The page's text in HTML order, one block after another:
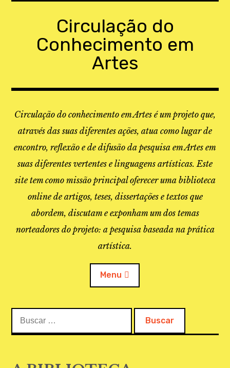
Circulação do
Conhecimento em
Artes
Circulação do conhecimento em Artes é um projeto que,
através das suas diferentes ações, atua como lugar de
encontro, reflexão e de difusão da pesquisa em Artes em
suas diferentes vertentes e linguagens artísticas. Este
site tem como missão principal oferecer uma biblioteca
online de artigos, teses, dissertações e textos que
abordem, discutam e exponham um dos temas
norteadores do projeto: a pesquisa baseada na prática
artística.
Menu
O PROJETO